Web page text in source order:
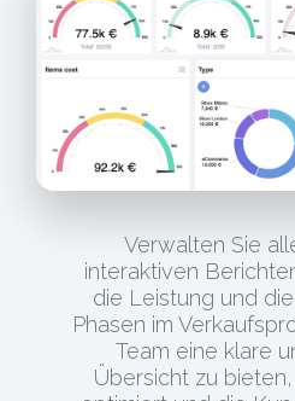
Verwalten Sie
interaktiven
die Leistung und
Phasen im
Team eine klare
Übersicht zu